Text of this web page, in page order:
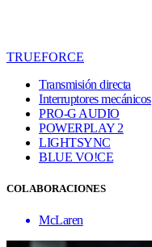
TRUEFORCE
Transmisión directa
Interruptores mecánicos
PRO-G AUDIO
POWERPLAY 2
LIGHTSYNC
BLUE VO!CE
COLABORACIONES
McLaren